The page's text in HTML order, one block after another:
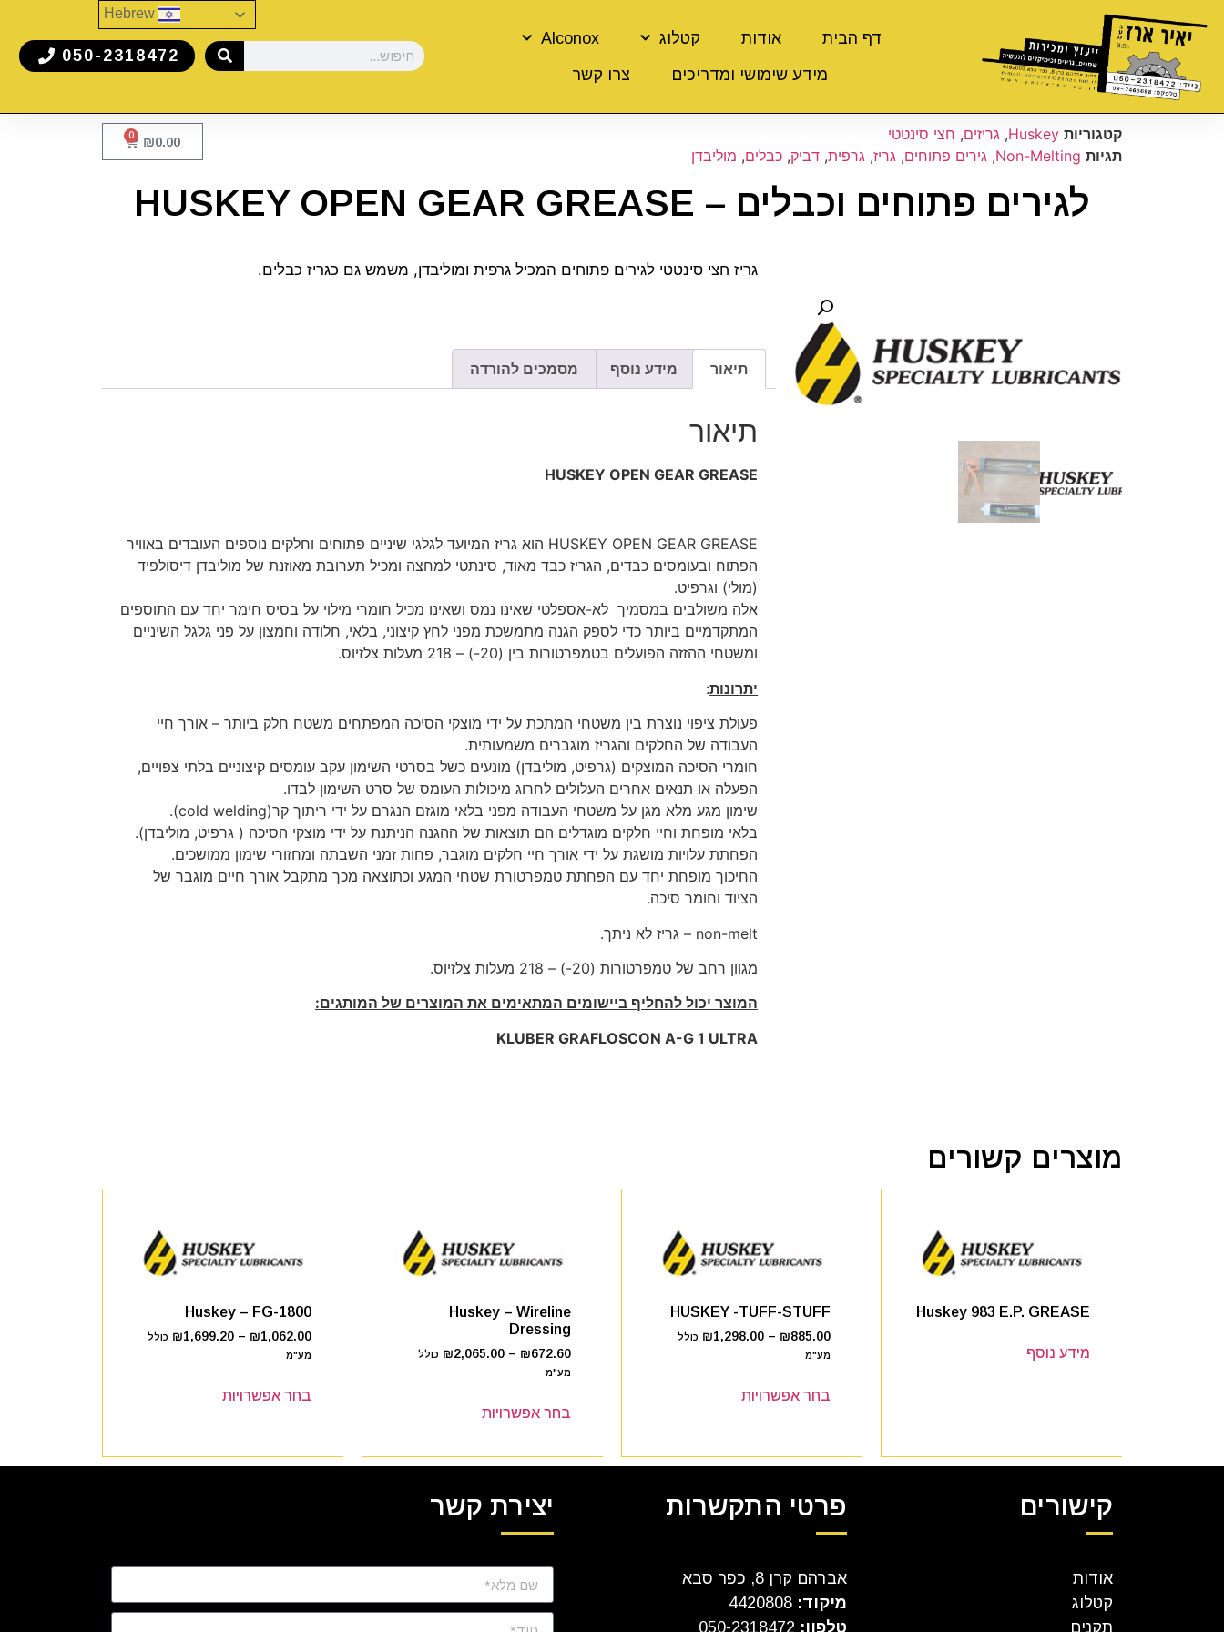
דף הבית אודות קטלוג
Alconox
מידע שימושי ומדריכים
צרו קשר
050-2318472
קטגוריות Huskey
, גריזים, חצי סינטטי
תגיות Non-Melting
, גירים פתוחים, גריז, גרפית, דביק, כבלים, מוליבדן
₪0.00
0
לגירים פתוחים וכבלים – HUSKEY OPEN GEAR GREASE
גריז חצי סינטטי לגירים פתוחים המכיל גרפית ומוליבדן, משמש גם כגריז כבלים.
תיאור מידע נוסף מסמכים להורדה
תיאור
HUSKEY OPEN GEAR GREASE
HUSKEY OPEN GEAR GREASE הוא גריז המיועד לגלגי שיניים פתוחים וחלקים נוספים העובדים באוויר
הפתוח ובעומסים כבדים, הגריז כבד מאוד, סינתטי למחצה ומכיל תערובת מאוזנת של מוליבדן דיסולפיד
(מולי) וגרפיט.
אלה משולבים במסמיך לא-אספלטי שאינו נמס ושאינו מכיל חומרי מילוי על בסיס חימר יחד עם התוספים
המתקדמיים ביותר כדי לספק הגנה מתמשכת מפני לחץ קיצוני, בלאי, חלודה וחמצון על פני גלגל השיניים
ומשטחי ההזזה הפועלים בטמפרטורות בין (20-) – 218 מעלות צלזיוס.
יתרונות:
פעולת ציפוי נוצרת בין משטחי המתכת על ידי מוצקי הסיכה המפתחים משטח חלק ביותר – אורך חיי
העבודה של החלקים והגריז מוגברים משמעותית.
חומרי הסיכה המוצקים (גרפיט, מוליבדן) מונעים כשל בסרטי השימון עקב עומסים קיצוניים בלתי צפויים,
הפעלה או תנאים אחרים העלולים לחרוג מיכולות העומס של סרט השימון לבדו.
שימון מגע מלא מגן על משטחי העבודה מפני בלאי מוגזם הנגרם על ידי ריתוך קר(cold welding).
בלאי מופחת וחיי חלקים מוגדלים הם תוצאות של ההגנה הניתנת על ידי מוצקי הסיכה ( גרפיט, מוליבדן).
הפחתת עלויות מושגת על ידי אורך חיי חלקים מוגבר, פחות זמני השבתה ומחזורי שימון ממושכים.
החיכוך מופחת יחד עם הפחתת טמפרטורת שטחי המגע וכתוצאה מכך מתקבל אורך חיים מוגבר של
הציוד וחומר סיכה.
non-melt – גריז לא ניתך.
מגוון רחב של טמפרטורות (20-) – 218 מעלות צלזיוס.
המוצר יכול להחליף ביישומים המתאימים את המוצרים של המותגים:
KLUBER GRAFLOSCON A-G 1 ULTRA
מוצרים קשורים
Huskey 983 E.P. GREASE
מידע נוסף
HUSKEY -TUFF-STUFF
₪885.00
–
₪1,298.00
כולל
מע"מ
בחר אפשרויות
Huskey – Wireline
Dressing
₪672.60
–
₪2,065.00
כולל
מע"מ
בחר אפשרויות
Huskey – FG-1800
₪1,062.00
–
₪1,699.20
כולל
מע"מ
בחר אפשרויות
קישורים
אודות
קטלוג
תקנים
פרטי התקשרות
אברהם קרן 8, כפר סבא
מיקוד:
טלפון:
יצירת קשר
Hebrew